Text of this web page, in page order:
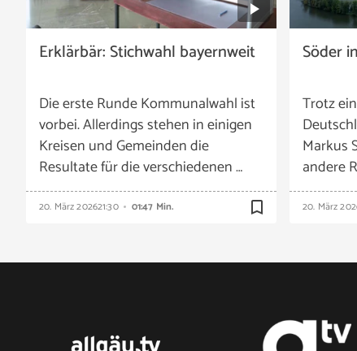
Erklärbär: Stichwahl bayernweit
Die erste Runde Kommunalwahl ist
vorbei. Allerdings stehen in einigen
Kreisen und Gemeinden die
Resultate für die verschiedenen …
20. März 202621:30 01:47 Min. bookmark_border
Söder
Trotz
Markus
andere
20. März